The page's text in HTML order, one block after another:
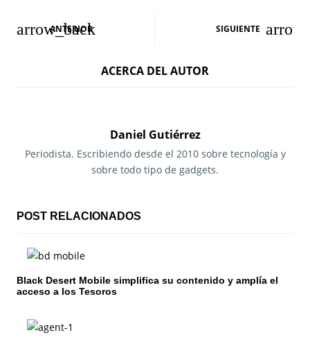
N
a
i
n
d
e
ANTERIOR SIGUIENTE
ACERCA DEL AUTOR
Daniel Gutiérrez
Periodista. Escribiendo desde el 2010 sobre tecnología y
sobre todo tipo de gadgets.
POST RELACIONADOS
Black Desert Mobile simplifica su contenido y amplía el
acceso a los Tesoros